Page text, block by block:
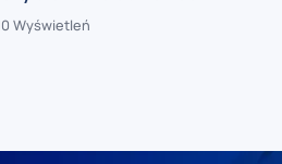
Wyświetleń